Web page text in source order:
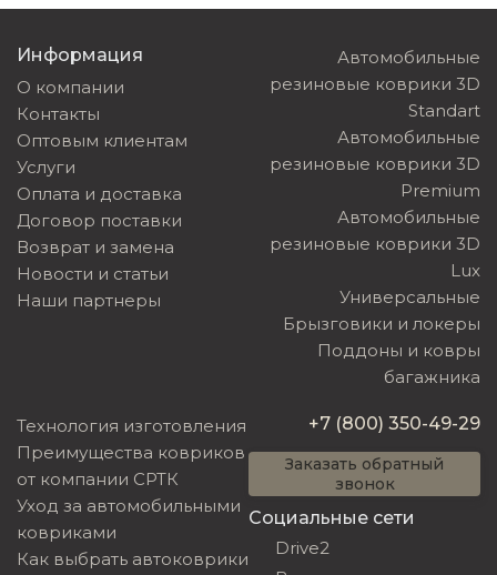
Информация
О компании
Контакты
Оптовым клиентам
Услуги
Оплата и доставка
Договор поставки
Возврат и замена
Новости и статьи
Наши партнеры
Автомобильные
резиновые коврики 3D
Standart
Автомобильные
резиновые коврики 3D
Premium
Автомобильные
резиновые коврики 3D
Lux
Универсальные
Брызговики и локеры
Поддоны и ковры
багажника
Технология изготовления
Преимущества ковриков
от компании СРТК
Уход за автомобильными
ковриками
Как выбрать автоковрики
+7 (800) 350-49-29
Заказать обратный
звонок
Социальные сети
Drive2